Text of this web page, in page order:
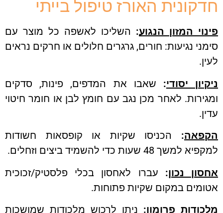
האורז טיפול בייתי
המזון הנגוע:השליכו לאשפה כל מוצר עם
נגיעות: חורים, גרגרים חלולים או חרקים נראים
יסודי:שאבו את המדפים, פינות, סדקים
לאחר מכן נגב עם חומץ לבן או חומר חיטוי
:הכניסו שקיות או קופסאות חשודות
48 שעות כדי להשמיד ביצים וזחלים.
נכון:עברו לאחסון בכלי פלסטיק/זכוכית
במקום שקיות פתוחות.
פרומון:ניתן לרכוש מלכודות שמושכות